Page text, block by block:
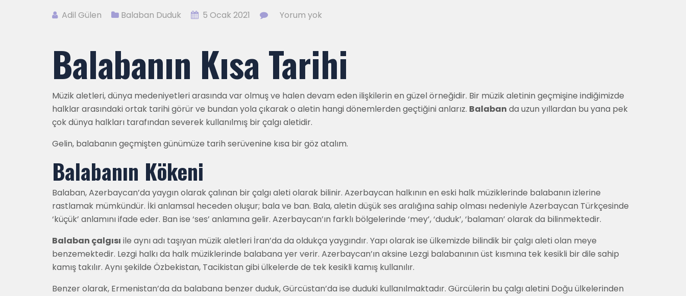
Adil Gülen Balaban Duduk 5 Ocak 2021 Yorum yok
Balabanın Kısa Tarihi
Müzik aletleri, dünya medeniyetleri arasında var olmuş ve halen devam eden ilişkilerin en güzel örneğidir. Bir müzik aletinin geçmişine indiğimizde
halklar arasındaki ortak tarihi görür ve bundan yola çıkarak o aletin hangi dönemlerden geçtiğini anlarız. Balaban da uzun yıllardan bu yana pek
çok dünya halkları tarafından severek kullanılmış bir çalgı aletidir.
Gelin, balabanın geçmişten günümüze tarih serüvenine kısa bir göz atalım.
Balabanın Kökeni
Balaban, Azerbaycan’da yaygın olarak çalınan bir çalgı aleti olarak bilinir. Azerbaycan halkının en eski halk müziklerinde balabanın izlerine
rastlamak mümkündür. İki anlamsal heceden oluşur; bala ve ban. Bala, aletin düşük ses aralığına sahip olması nedeniyle Azerbaycan Türkçesinde
‘küçük’ anlamını ifade eder. Ban ise ‘ses’ anlamına gelir. Azerbaycan’ın farklı bölgelerinde ‘mey’, ‘duduk’, ‘balaman’ olarak da bilinmektedir.
Balaban çalgısı ile aynı adı taşıyan müzik aletleri İran’da da oldukça yaygındır. Yapı olarak ise ülkemizde bilindik bir çalgı aleti olan meye
benzemektedir. Lezgi halkı da halk müziklerinde balabana yer verir. Azerbaycan’ın aksine Lezgi balabanının üst kısmına tek kesikli bir dile sahip
kamış takılır. Aynı şekilde Özbekistan, Tacikistan gibi ülkelerde de tek kesikli kamış kullanılır.
Benzer olarak, Ermenistan’da da balabana benzer duduk, Gürcüstan’da ise duduki kullanılmaktadır. Gürcülerin bu çalgı aletini Doğu ülkelerinden